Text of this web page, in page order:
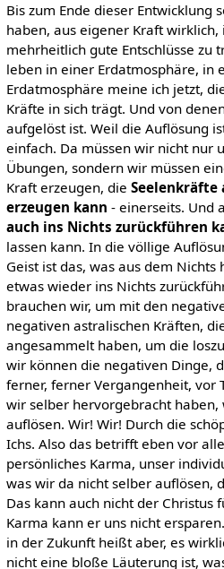
Bis zum Ende dieser Entwicklung
haben, aus eigener Kraft wirklich,
mehrheitlich gute Entschlüsse zu
leben in einer Erdatmosphäre, in
Erdatmosphäre meine ich jetzt,
Kräfte in sich trägt. Und von
aufgelöst ist. Weil die Auflösung
einfach. Da müssen wir nicht nur
Übungen, sondern wir müssen
Kraft erzeugen, die Seelenkräfte
erzeugen kann - einerseits. Und
auch ins Nichts zurückführen
lassen kann. In die völlige
Geist ist das, was aus dem
etwas wieder ins Nichts
brauchen wir, um mit den
negativen astralischen Kräften,
angesammelt haben, um die
wir können die negativen Dinge,
ferner, ferner Vergangenheit, vor
wir selber hervorgebracht
auflösen. Wir! Wir! Durch die
Ichs. Also das betrifft eben vor
persönliches Karma, unser
was wir da nicht selber auflösen,
Das kann auch nicht der Christus
Karma kann er uns nicht
in der Zukunft heißt aber, es
nicht eine bloße Läuterung ist,